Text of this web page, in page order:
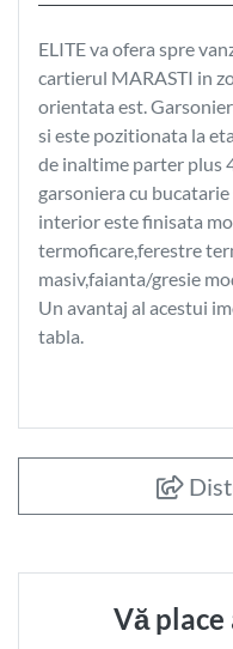
ELITE va ofera spre
cartierul MARASTI in
orientata est.
si este pozitionata la
de inaltime parter plus
garsoniera cu
interior este finisata
termoficare,ferestre
masiv,faianta/gresie
Un avantaj al acestui
tabla.
Vă